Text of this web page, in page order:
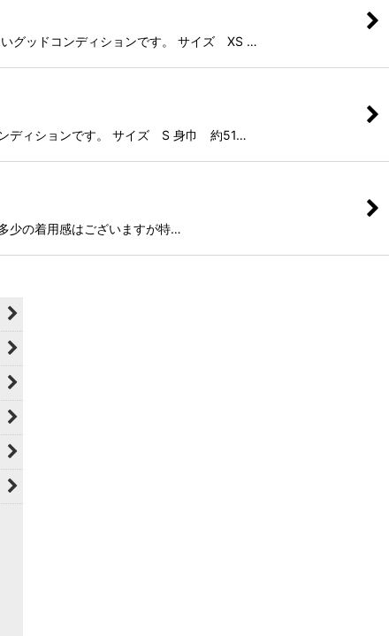
いグッドコンディションです。 サイズ XS …
ンディションです。 サイズ S 身巾 約51…
少の着用感はございますが特…